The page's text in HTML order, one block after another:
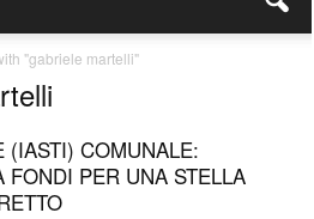
"gabriele martelli"
(IASTI) COMUNALE:
FONDI PER UNA STELLA